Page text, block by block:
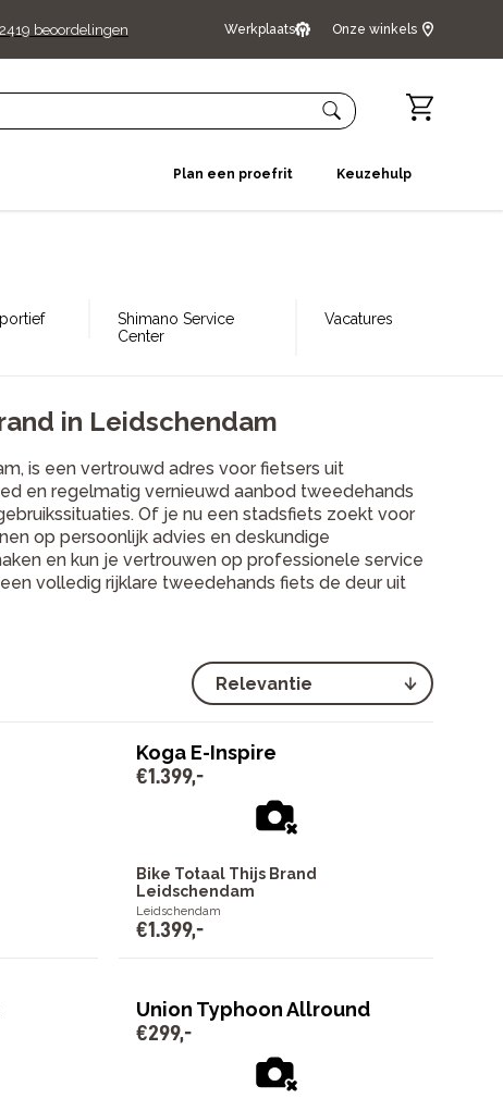
beoordelingen Werkplaats Onze winkels
Plan een proefrit Keuzehulp
Shimano Service
Center
Vacatures
in Leidschendam
is een vertrouwd adres voor fietsers uit
en regelmatig vernieuwd aanbod tweedehands
Of je nu een stadsfiets zoekt voor
op persoonlijk advies en deskundige
en kun je vertrouwen op professionele service
volledig rijklare tweedehands fiets de deur uit
Koga E-Inspire
€1.399,-
Bike Totaal Thijs Brand
Leidschendam
Leidschendam
€1.399,-
Union Typhoon Allround
€299,-